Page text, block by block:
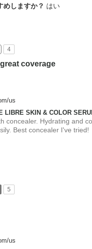
めしますか？ はい
4
coverage
us
LIBRE SKIN & COLOR
concealer. Hydrating and
Best concealer I've tried!
5
us